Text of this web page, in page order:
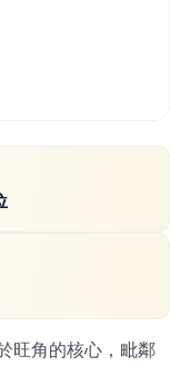
旺角的核心，毗鄰